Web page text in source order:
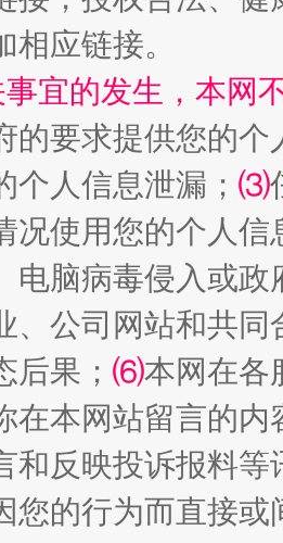
应链接。
宜的发生，本网
的要求提供您的个
个人信息泄漏； ⑶
况使用您的个人
电脑病毒侵入或
、公司网站和共
后果； ⑹本网在各
在本网站留言的内
和反映投诉报料
您的行为而直接